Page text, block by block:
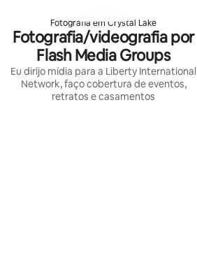
Fotografia em Crystal Lake
Fotografia/videografia por
Flash Media Groups
Eu dirijo mídia para a Liberty International
Network, faço cobertura de eventos,
retratos e casamentos